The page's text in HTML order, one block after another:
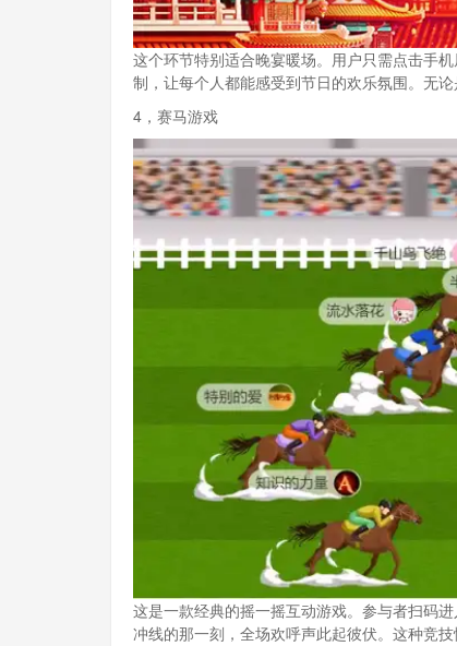
这个环节特别适合晚宴暖场。用户只需点击手
制，让每个人都能感受到节日的欢乐氛围。无
4，赛马游戏
这是一款经典的摇一摇互动游戏。参与者扫码
冲线的那一刻，全场欢呼声此起彼伏。这种竞